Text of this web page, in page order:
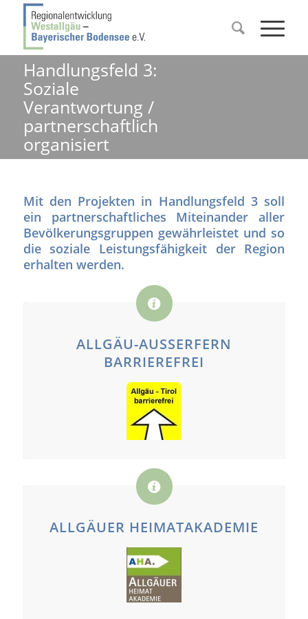
Handlungsfeld 3:
Soziale
Verantwortung /
partnerschaftlich
organisiert
Mit den Projekten in Handlungsfeld 3 soll
ein partnerschaftliches Miteinander aller
Bevölkerungsgruppen gewährleistet und so
die soziale Leistungsfähigkeit der Region
erhalten werden.
ALLGÄU-AUSSERFERN B
ARRIEREFREI
ALLGÄUER HEIMATAKADEMIE